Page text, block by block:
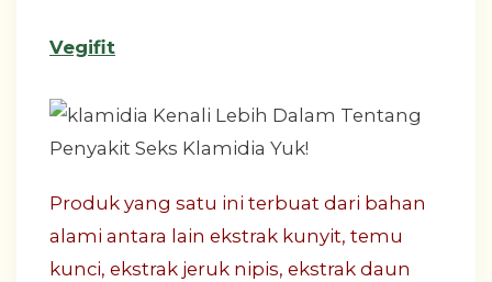
Vegifit
Produk yang satu ini terbuat dari bahan
alami antara lain ekstrak kunyit, temu
kunci, ekstrak jeruk nipis, ekstrak daun